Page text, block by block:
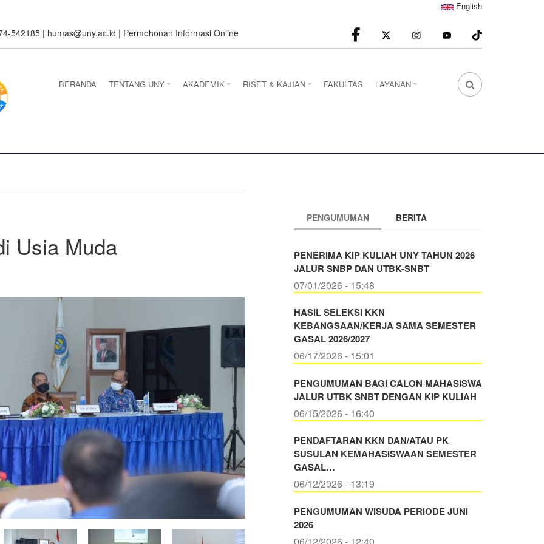
English
542185 | humas@uny.ac.id | Permohonan Informasi Online facebook Instagram youtube
FA
BERANDA TENTANG UNY AKADEMIK RISET & KAJIAN FAKULTAS LAYANAN
Usia Muda
PENGUMUMAN BERITA
PENERIMA KIP KULIAH UNY TAHUN 2026
JALUR SNBP DAN UTBK-SNBT
07/01/2026 - 15:48
HASIL SELEKSI KKN
KEBANGSAAN/KERJA SAMA SEMESTER
GASAL 2026/2027
06/17/2026 - 15:01
PENGUMUMAN BAGI CALON MAHASISWA
JALUR UTBK SNBT DENGAN KIP KULIAH
06/15/2026 - 16:40
PENDAFTARAN KKN DAN/ATAU PK
SUSULAN KEMAHASISWAAN SEMESTER
GASAL…
06/12/2026 - 13:19
PENGUMUMAN WISUDA PERIODE JUNI
2026